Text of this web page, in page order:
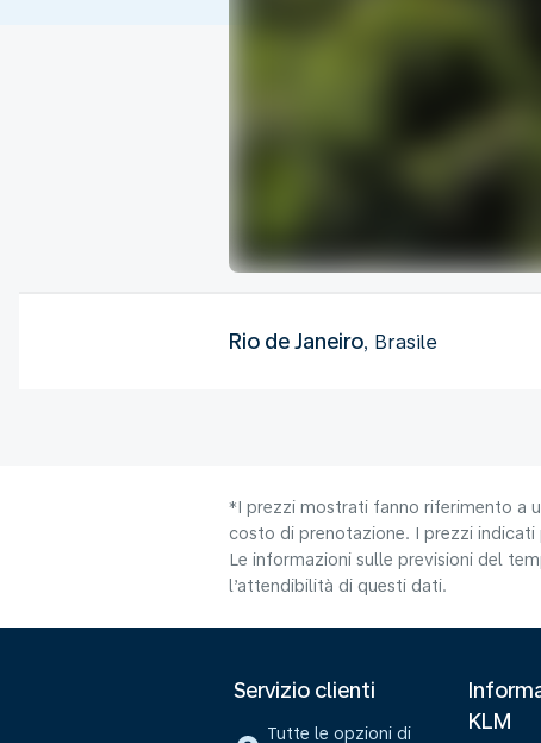
Rio de Janeiro, Brasile
*I prezzi mostrati fanno riferimento a
costo di prenotazione. I prezzi
Le informazioni sulle previsioni del
l’attendibilità di questi dati.
Servizio clienti
Tutte le opzioni di
KLM